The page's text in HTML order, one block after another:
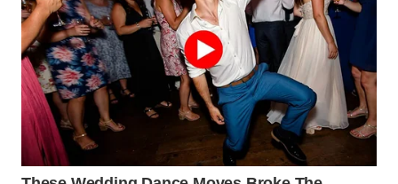
NIAS
WN
LANGKAT
WN
TAPANULI
SELATAN